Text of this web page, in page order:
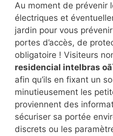
Au moment de prévenir
électriques et
jardin pour vous
portes d’accès, de
obligatoire ! Visiteurs
residencial intelbras
afin qu’ils en fixant un
minutieusement les
proviennent des
sécuriser sa portée
discrets ou les